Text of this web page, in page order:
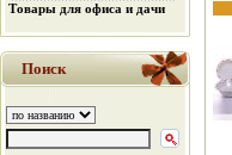
Товары для офиса и дачи
Поиск